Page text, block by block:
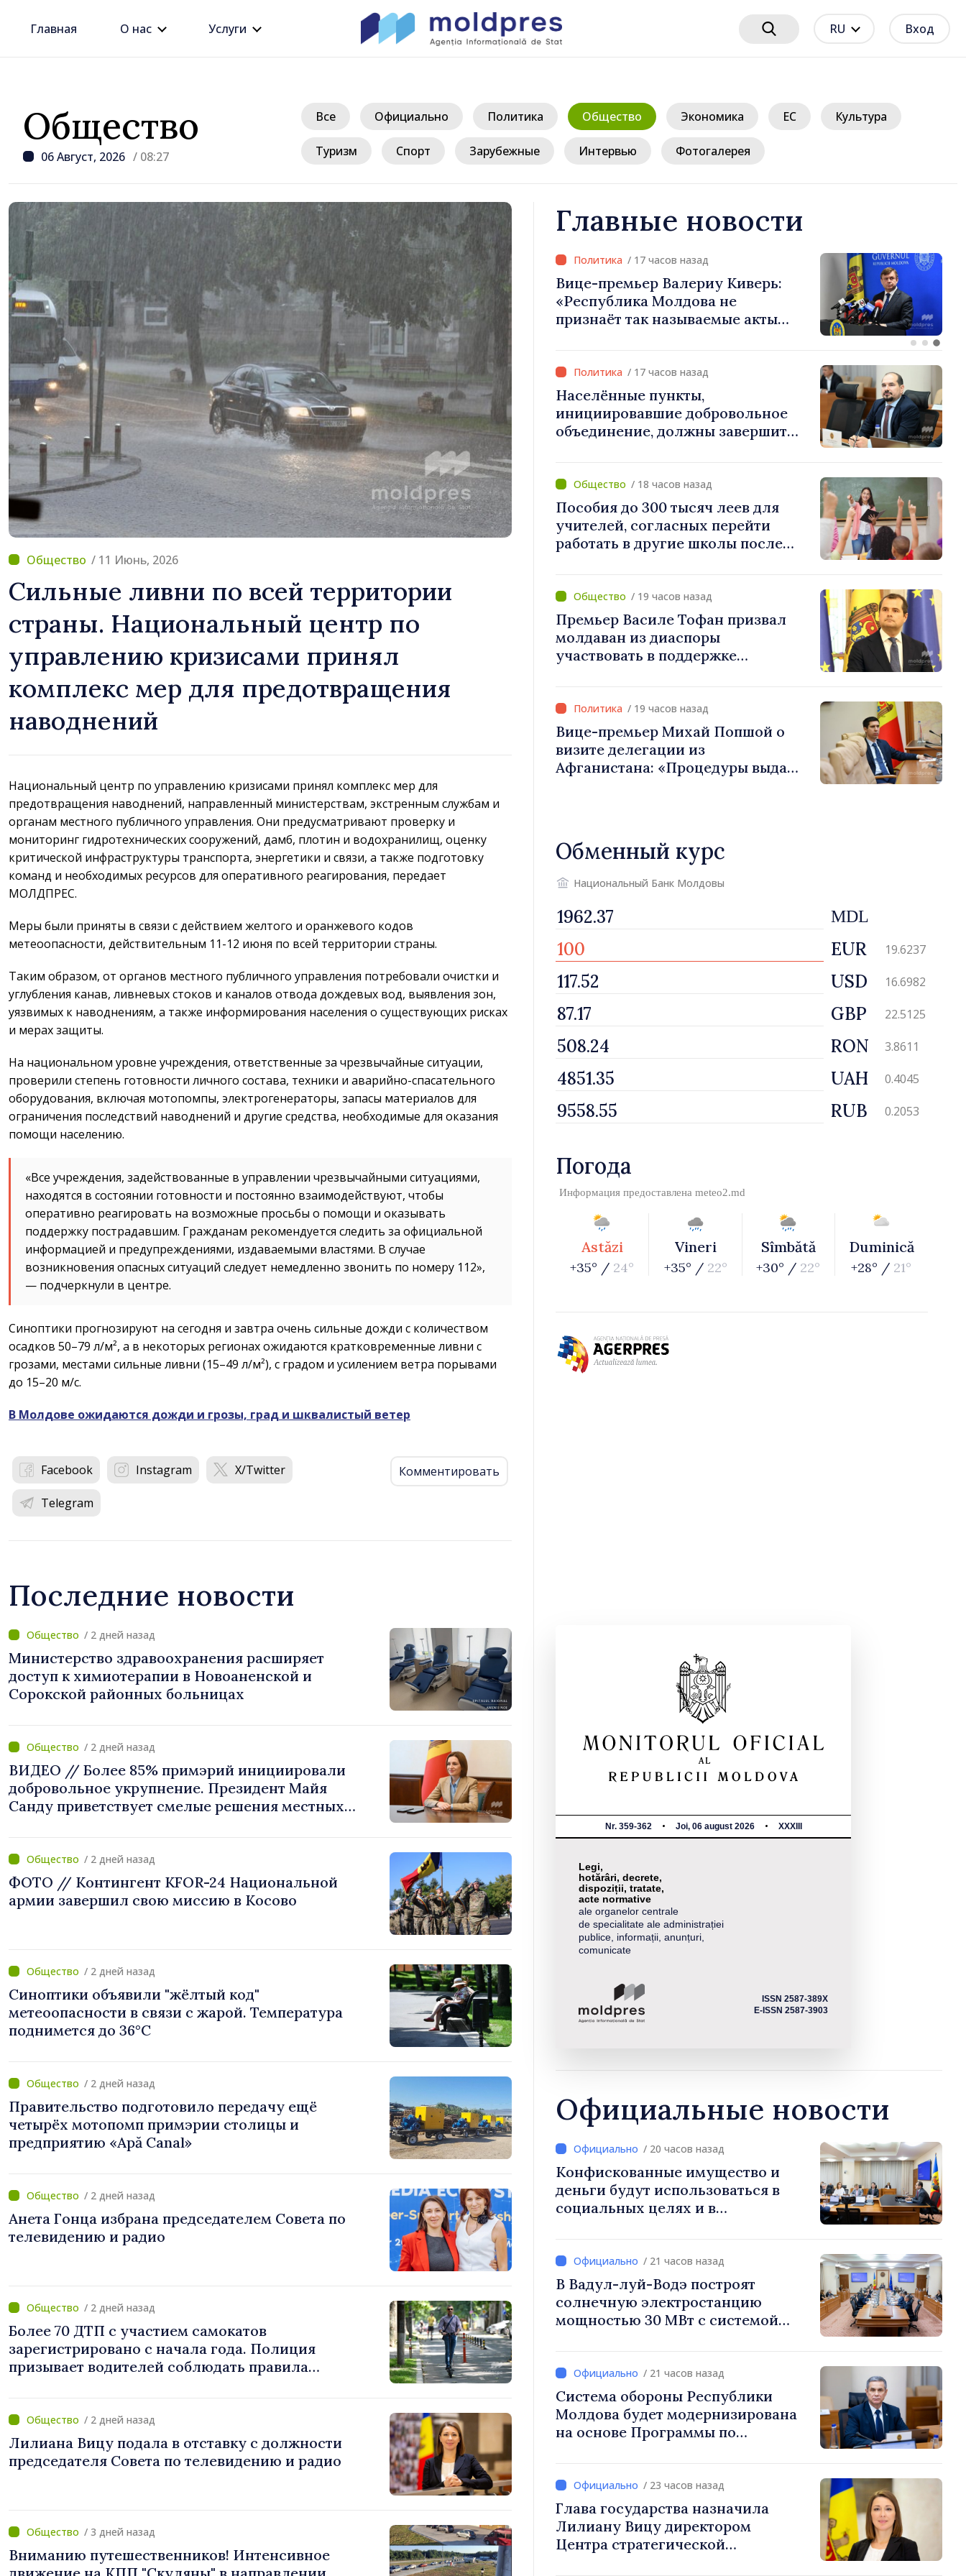
Главная О нас Услуги RU Вход
Общество
06 Август, 2026 / 08:27
Все Официально Политика Общество Экономика ЕС Культура
Туризм Спорт Зарубежные Интервью Фотогалерея
/ 11 Июнь, 2026
Сильные ливни по всей территории
страны. Национальный центр по
управлению кризисами принял
комплекс мер для предотвращения
наводнений
Национальный центр по управлению кризисами принял комплекс мер для
предотвращения наводнений, направленный министерствам, экстренным службам и
органам местного публичного управления. Они предусматривают проверку и
мониторинг гидротехнических сооружений, дамб, плотин и водохранилищ, оценку
критической инфраструктуры транспорта, энергетики и связи, а также подготовку
команд и необходимых ресурсов для оперативного реагирования, передает
МОЛДПРЕС.
Меры были приняты в связи с действием желтого и оранжевого кодов
метеоопасности, действительным 11-12 июня по всей территории страны.
Таким образом, от органов местного публичного управления потребовали очистки и
углубления канав, ливневых стоков и каналов отвода дождевых вод, выявления зон,
уязвимых к наводнениям, а также информирования населения о существующих рисках
и мерах защиты.
На национальном уровне учреждения, ответственные за чрезвычайные ситуации,
проверили степень готовности личного состава, техники и аварийно-спасательного
оборудования, включая мотопомпы, электрогенераторы, запасы материалов для
ограничения последствий наводнений и другие средства, необходимые для оказания
помощи населению.
«Все учреждения, задействованные в управлении чрезвычайными ситуациями,
находятся в состоянии готовности и постоянно взаимодействуют, чтобы
оперативно реагировать на возможные просьбы о помощи и оказывать
поддержку пострадавшим. Гражданам рекомендуется следить за официальной
информацией и предупреждениями, издаваемыми властями. В случае
возникновения опасных ситуаций следует немедленно звонить по номеру 112»,
— подчеркнули в центре.
Синоптики прогнозируют на сегодня и завтра очень сильные дожди с количеством
осадков 50–79 л/м², а в некоторых регионах ожидаются кратковременные ливни с
грозами, местами сильные ливни (15–49 л/м²), с градом и усилением ветра порывами
до 15–20 м/с.
В Молдове ожидаются дожди и грозы, град и шквалистый ветер
Facebook Instagram X/Twitter
Telegram
Комментировать
Последние новости
/ 2 дней назад
Министерство здравоохранения расширяет
доступ к химиотерапии в Новоаненской и
Сорокской районных больницах
/ 2 дней назад
ВИДЕО // Более 85% примэрий инициировали
добровольное укрупнение. Президент Майя
Санду приветствует смелые решения местных
/ 2 дней назад
ФОТО // Контингент KFOR-24 Национальной
армии завершил свою миссию в Косово
/ 2 дней назад
Синоптики объявили "жёлтый код"
метеоопасности в связи с жарой. Температура
поднимется до 36°C
/ 2 дней назад
Правительство подготовило передачу ещё
четырёх мотопомп примэрии столицы и
предприятию «Apă Canal»
/ 2 дней назад
Анета Гонца избрана председателем Совета по
телевидению и радио
/ 2 дней назад
Более 70 ДТП с участием самокатов
зарегистрировано с начала года. Полиция
призывает водителей соблюдать правила
/ 2 дней назад
Лилиана Вицу подала в отставку с должности
председателя Совета по телевидению и радио
/ 3 дней назад
Вниманию путешественников! Интенсивное
Главные новости
/ 16 часов назад
Республика Молдова сегодня
снова столкнётся с дефицитом
электроэнергии
/ 17 часов назад
Вице-премьер Валериу Киверь:
«Республика Молдова не
признаёт так называемые акты
восточных районах»
/ 17 часов назад
Населённые пункты,
инициировавшие добровольное
объединение, должны завершить
/ 18 часов назад
Пособия до 300 тысяч леев для
учителей, согласных перейти
работать в другие школы после
/ 19 часов назад
Премьер Василе Тофан призвал
молдаван из диаспоры
участвовать в поддержке
/ 19 часов назад
Вице-премьер Михай Попшой о
визите делегации из
Афганистана: «Процедуры выдачи
Обменный курс
Национальный Банк Молдовы
MDL
EUR 19.6237
USD 16.6982
GBP 22.5125
RON 3.8611
UAH 0.4045
RUB 0.2053
Погода
Информация предоставлена meteo2.md
Astăzi
+35° / 24°
Vineri
+35° / 22°
Sîmbătă
+30° / 22°
Duminică
+28° / 21°
Nr. 359-362 Joi, 06 august 2026 XXXIII
Legi,
hotărâri, decrete,
dispoziții, tratate,
acte normative
ale organelor centrale
de specialitate ale administrației
publice, informații, anunțuri,
comunicate
ISSN 2587-389X
E-ISSN 2587-3903
Официальные новости
/ 20 часов назад
Конфискованные имущество и
деньги будут использоваться в
социальных целях и в
/ 21 часов назад
В Вадул-луй-Водэ построят
солнечную электростанцию
мощностью 30 МВт с системой
/ 21 часов назад
Система обороны Республики
Молдова будет модернизирована
на основе Программы по
/ 23 часов назад
Глава государства назначила
Лилиану Вицу директором
Центра стратегической